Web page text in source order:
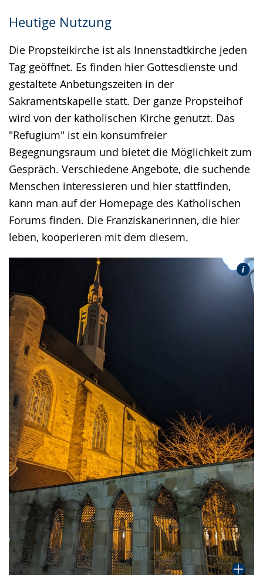
Heutige Nutzung
Die Propsteikirche ist als Innenstadtkirche jeden
Tag geöffnet. Es finden hier Gottesdienste und
gestaltete Anbetungszeiten in der
Sakramentskapelle statt. Der ganze Propsteihof
wird von der katholischen Kirche genutzt. Das
"Refugium" ist ein konsumfreier
Begegnungsraum und bietet die Möglichkeit zum
Gespräch. Verschiedene Angebote, die suchende
Menschen interessieren und hier stattfinden,
kann man auf der Homepage des Katholischen
Forums finden. Die Franziskanerinnen, die hier
leben, kooperieren mit dem diesem.